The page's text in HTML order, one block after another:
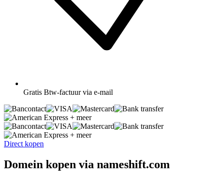
Gratis Btw-factuur via e-mail
+ meer
+ meer
Direct kopen
Domein kopen via nameshift.com